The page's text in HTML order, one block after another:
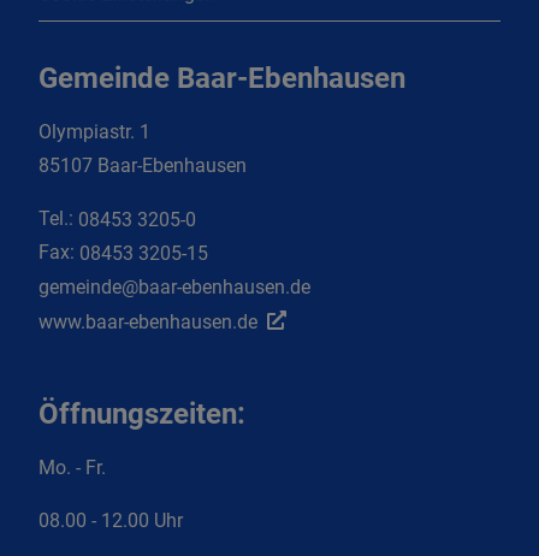
Gemeinde Baar-Ebenhausen
Olympiastr. 1
85107 Baar-Ebenhausen
Tel.: 08453 3205-0
Fax: 08453 3205-15
gemeinde@baar-ebenhausen.de
www.baar-ebenhausen.de
Öffnungszeiten:
Mo. - Fr.
08.00 - 12.00 Uhr